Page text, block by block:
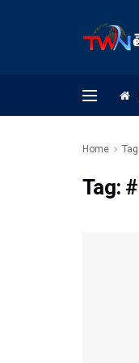
Home Tag
Tag: